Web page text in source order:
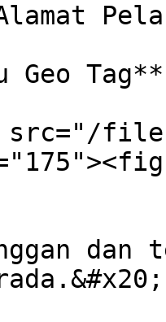
Geo Tag**
files/
dan